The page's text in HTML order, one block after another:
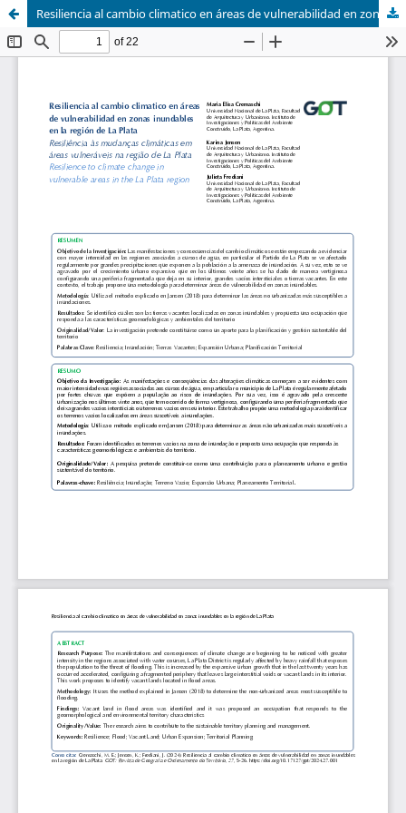
Resiliencia al cambio climatico en áreas de vulnerabilidad en zonas inundables en la región de La Plata